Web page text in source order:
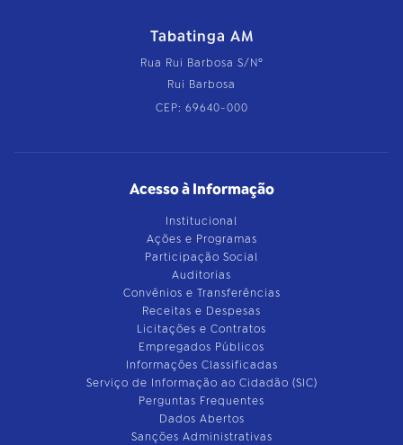
Tabatinga AM
Rua Rui Barbosa S/Nº
Rui Barbosa
CEP: 69640-000
Acesso à Informação
Institucional
Ações e Programas
Participação Social
Auditorias
Convênios e Transferências
Receitas e Despesas
Licitações e Contratos
Empregados Públicos
Informações Classificadas
Serviço de Informação ao Cidadão (SIC)
Perguntas Frequentes
Dados Abertos
Sanções Administrativas